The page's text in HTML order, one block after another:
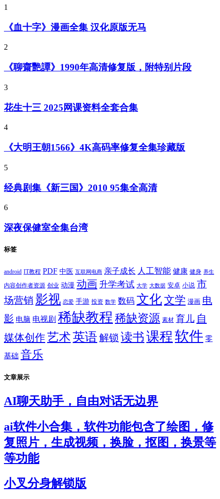
1
《血十字》漫画全集 汉化原版无马
2
《聊齋艷譚》1990年高清修复版，附特别片段
3
花生十三 2025网课资料全套合集
4
《大明王朝1566》4K高码率修复全集珍藏版
5
经典剧集《新三国》2010 95集全高清
6
深夜保健室全集台湾
标签
android IT教程 PDF 中医 互联网电商 亲子成长 人工智能 健康 健身 养生
内容创作者资源 创业 动漫 动画 升学考试 大学 大数据 安卓 小说 市
场营销 影视 恋爱 手游 投资 数学 数码 文化文学 漫画 电
影 电脑 电视剧 稀缺教程 稀缺资源 素材 育儿 自
媒体创作艺术英语 解锁 读书课程 软件 零
基础 音乐
文章展示
AI聊天助手，自由对话无边界
ai软件小合集，软件功能包含了绘图，修
复照片，生成视频，换脸，抠图，换景等
等功能
小叉分身解锁版